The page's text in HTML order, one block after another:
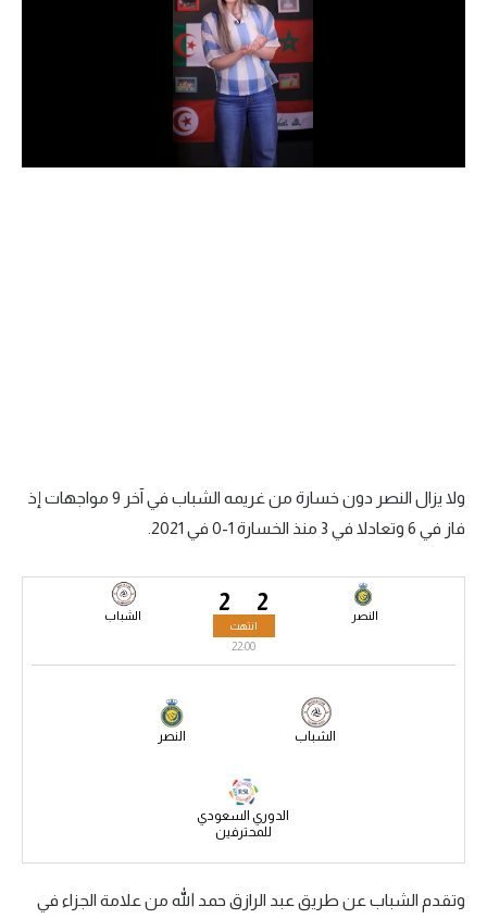
الدوري السعودي للمحترفين
الدوري الإسباني
كرة سلة
كرة يد
ولا يزال النصر دون خسارة من غريمه الشباب في آخر 9 مواجهات إذ
فاز في 6 وتعادلا في 3 منذ الخسارة 1-0 في 2021.
2 النصر 2 الشباب
انتهت
22:00
الشباب النصر
الدوري السعودي
للمحترفين
وتقدم الشباب عن طريق عبد الرازق حمد الله من علامة الجزاء في